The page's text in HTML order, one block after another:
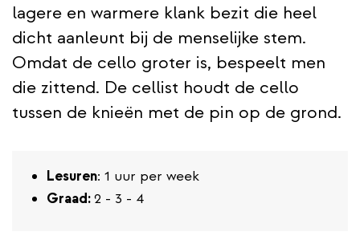
lagere en warmere klank bezit die heel
dicht aanleunt bij de menselijke stem.
Omdat de cello groter is, bespeelt men
die zittend. De cellist houdt de cello
tussen de knieën met de pin op de grond.
Lesuren: 1 uur per week
Graad:2 - 3 - 4